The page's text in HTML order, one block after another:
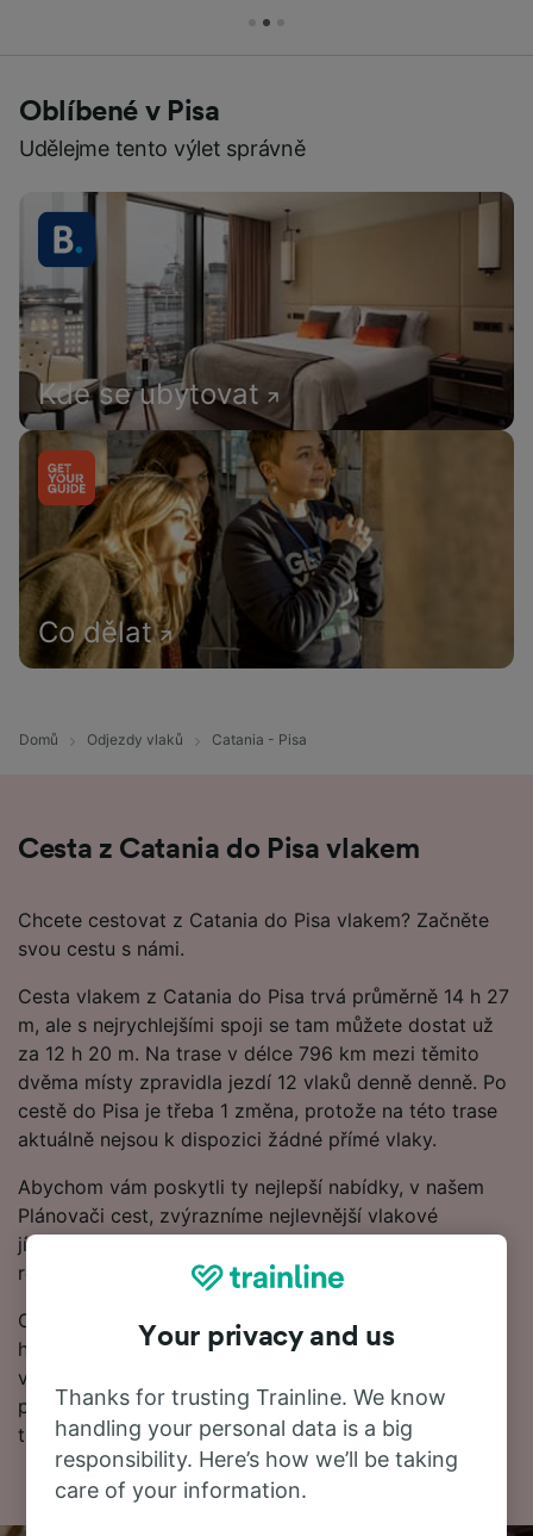
Oblíbené v Pisa
Udělejme tento výlet správně
Kde se ubytovat
Co dělat
Domů Odjezdy vlaků Catania - Pisa
Cesta z Catania do Pisa vlakem
Chcete cestovat z Catania do Pisa vlakem? Začněte
svou cestu s námi.
Cesta vlakem z Catania do Pisa trvá průměrně 14 h 27
m, ale s nejrychlejšími spoji se tam můžete dostat už
za 12 h 20 m. Na trase v délce 796 km mezi těmito
dvěma místy zpravidla jezdí 12 vlaků denně denně. Po
cestě do Pisa je třeba 1 změna, protože na této trase
aktuálně nejsou k dispozici žádné přímé vlaky.
Abychom vám poskytli ty nejlepší nabídky, v našem
Plánovači cest, zvýrazníme nejlevnější vlakové
jízdenky z Catania do Pisa. Pamatujte, že čím dřív si
rezervujete jízdenky, tím víc ušetříte.
Chcete si rezervovat vlakové jízdenky hned? Začněte
hledat u nás ještě dnes. Pokud chcete o cestě vědět
více, podívejte se na jízdní řády (včetně prvních a
posledních odjezdů vlaků), často kladené otázky a
tipy, jak rezervovat levné vlakové jízdenky.
Your privacy and us
Thanks for trusting Trainline. We know
handling your personal data is a big
responsibility. Here’s how we’ll be taking
care of your information.